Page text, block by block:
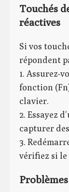
Touchés
réactives
Si vos
répondent
1. Assurez-
fonction
clavier.
2. Essayez
capturer
3.
vérifiez si le